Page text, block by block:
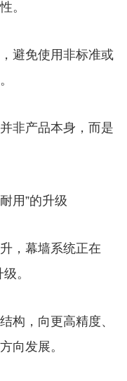
。
避免使用非标准或
非产品本身，而是
用”的升级
，幕墙系统正在
。
，向更高精度、
向发展。